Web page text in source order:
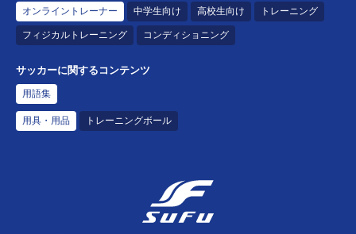
オンライントレーナー 中学生向け 高校生向け トレーニング
フィジカルトレーニング コンディショニング
サッカーに関するコンテンツ
用語集
用具・用品 トレーニングボール